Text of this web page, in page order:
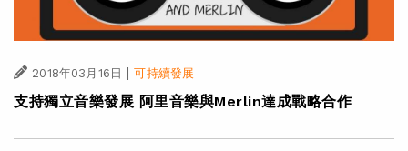
2018年03月16日 | 可持續發展
支持獨立音樂發展 阿里音樂與Merlin達成戰略合作